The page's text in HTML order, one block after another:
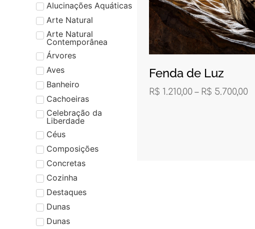
Alucinações Aquáticas
Arte Natural
Arte Natural
Contemporânea
Árvores
Aves
Banheiro
Cachoeiras
Celebração da
Liberdade
Céus
Composições
Concretas
Cozinha
Destaques
Dunas
Dunas
Fenda de Luz
R$ 1.210,00 – R$ 5.700,00